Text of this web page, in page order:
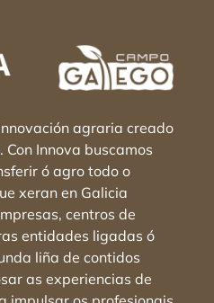
agraria creado
Con Innova buscamos
ó agro todo o
xeran en Galicia
centros de
entidades ligadas ó
liña de contidos
as experiencias de